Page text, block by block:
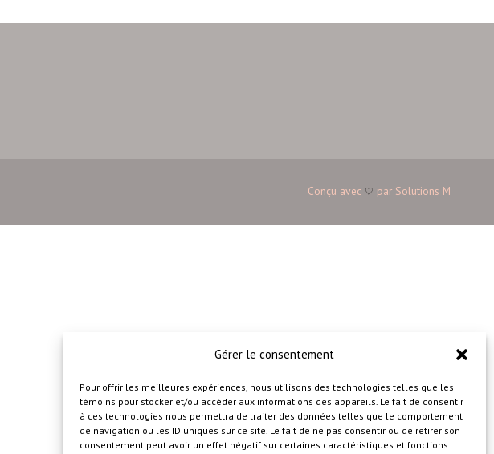
Gérer le consentement
Pour offrir les meilleures expériences, nous utilisons des technologies telles que les
témoins pour stocker et/ou accéder aux informations des appareils. Le fait de consentir
à ces technologies nous permettra de traiter des données telles que le comportement
de navigation ou les ID uniques sur ce site. Le fait de ne pas consentir ou de retirer son
consentement peut avoir un effet négatif sur certaines caractéristiques et fonctions.
Conçu avec ♡ par Solutions M